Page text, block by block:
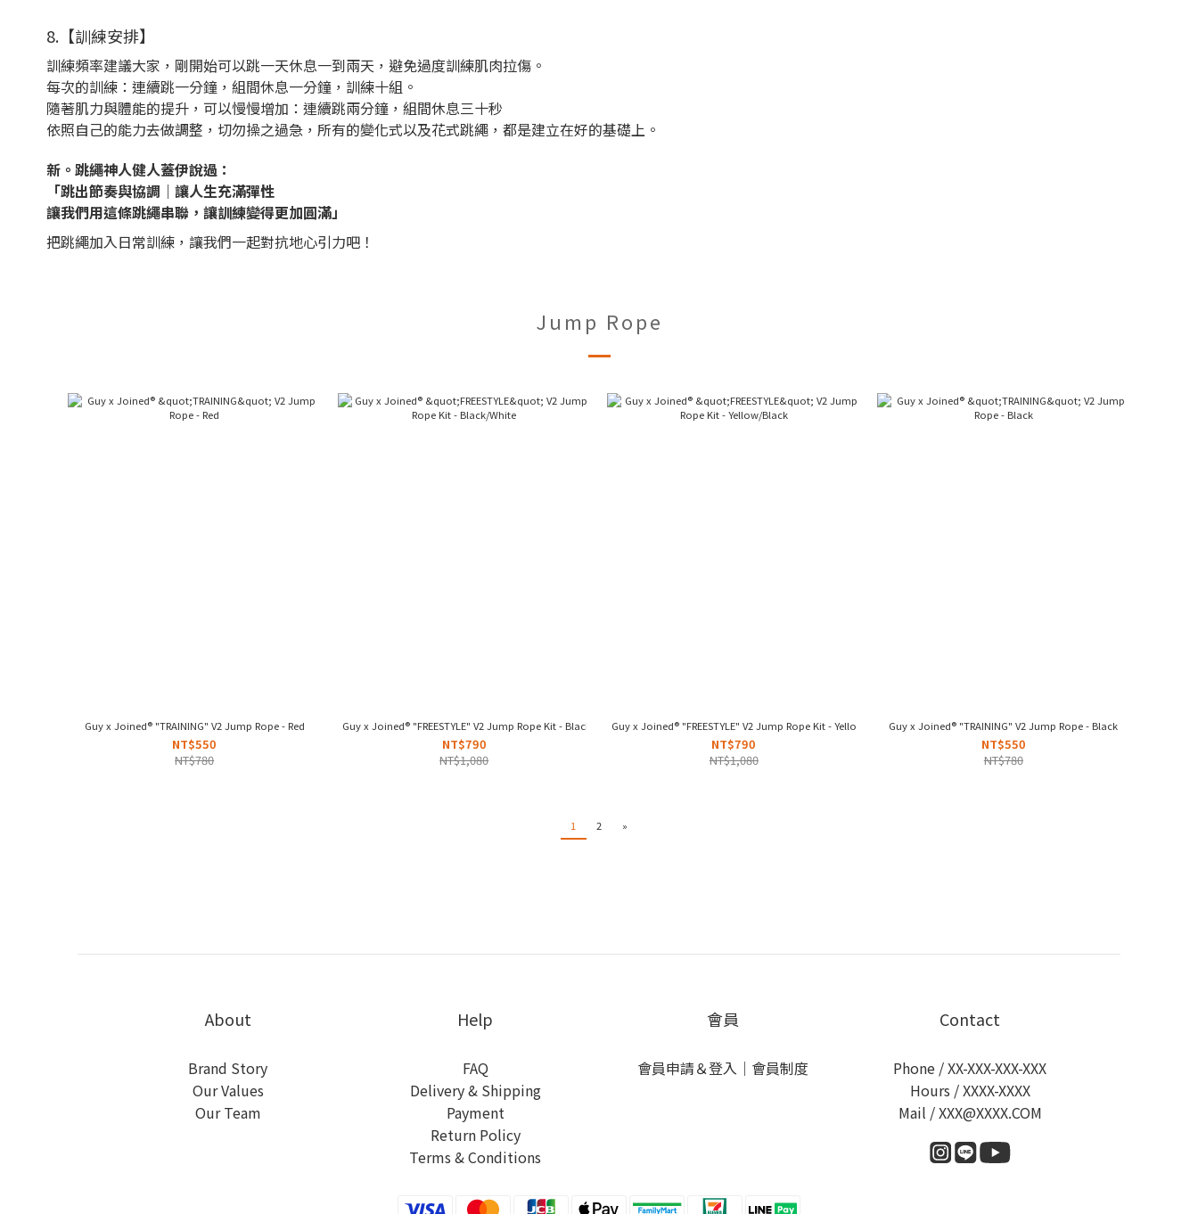
8.【訓練安排】
訓練頻率建議大家，剛開始可以跳一天休息一到兩天，避免過度訓練肌肉拉傷。
每次的訓練：連續跳一分鐘，組間休息一分鐘，訓練十組。
隨著肌力與體能的提升，可以慢慢增加：連續跳兩分鐘，組間休息三十秒
依照自己的能力去做調整，切勿操之過急，所有的變化式以及花式跳繩，都是建立在好的基礎上。
新。跳繩神人健人蓋伊說過：
「跳出節奏與協調｜讓人生充滿彈性
讓我們用這條跳繩串聯，讓訓練變得更加圓滿」
把跳繩加入日常訓練，讓我們一起對抗地心引力吧！
Jump Rope
Guy x Joined® "TRAINING" V2 Jump Rope - Red
NT$550
NT$780
Guy x Joined® "FREESTYLE" V2 Jump Rope Kit - Black/White
NT$790
NT$1,080
Guy x Joined® "FREESTYLE" V2 Jump Rope Kit - Yellow/Black
NT$790
NT$1,080
Guy x Joined® "TRAINING" V2 Jump Rope - Black
NT$550
NT$780
1 2 »
About
Brand Story
Our Values
Our Team
Help
FAQ
Delivery & Shipping
Payment
Return Policy
Terms & Conditions
會員
會員申請＆登入 ｜ 會員制度
Contact
Phone / XX-XXX-XXX-XXX
Hours / XXXX-XXXX
Mail / XXX@XXXX.COM